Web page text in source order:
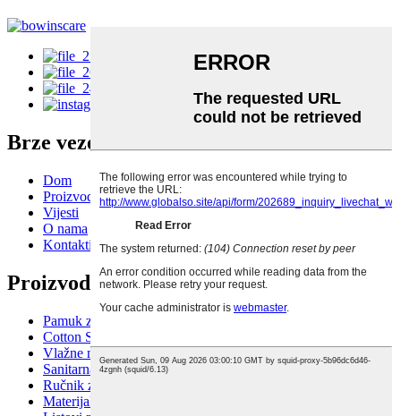
Brze veze
Dom
Proizvodi
Vijesti
O nama
Kontaktirajte nas
Proizvod
Pamuk za šminkanje
Cotton Swab
Vlažne maramice
Sanitarna salveta
Ručnik za jednokratnu upotrebu
Materijal pamučne rolne